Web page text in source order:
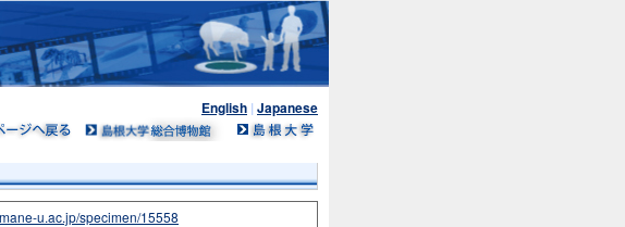
English | Japanese
u.ac.jp/specimen/15558